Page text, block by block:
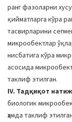
ранг фазоларни
қийматларга кўра
тасвирларини
микрообектлар
нисбатига кўра
асосида
таклиф этилган.
IV. Тадқиқот
биологик
ҳамда таклиф